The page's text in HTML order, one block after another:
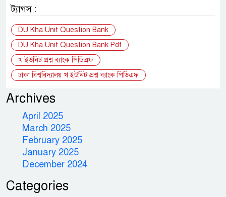
ট্যাগস :
DU Kha Unit Question Bank
DU Kha Unit Question Bank Pdf
খ ইউনিট প্রশ্ন ব্যাংক পিডিএফ
ঢাকা বিশ্ববিদ্যালয় খ ইউনিট প্রশ্ন ব্যাংক পিডিএফ
Archives
April 2025
March 2025
February 2025
January 2025
December 2024
Categories